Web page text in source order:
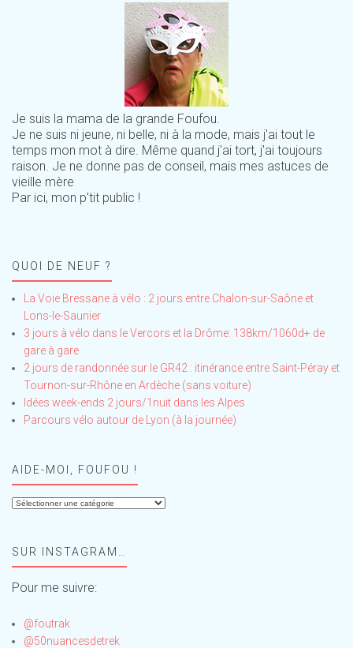
Je suis la mama de la grande Foufou.
Je ne suis ni jeune, ni belle, ni à la mode, mais j'ai tout le
temps mon mot à dire. Même quand j'ai tort, j'ai toujours
raison. Je ne donne pas de conseil, mais mes astuces de
vieille mère
Par ici, mon p'tit public !
QUOI DE NEUF ?
La Voie Bressane à vélo : 2 jours entre Chalon-sur-Saône et
Lons-le-Saunier
3 jours à vélo dans le Vercors et la Drôme: 138km/1060d+ de
gare à gare
2 jours de randonnée sur le GR42 : itinérance entre Saint-Péray et
Tournon-sur-Rhône en Ardèche (sans voiture)
Idées week-ends 2 jours/1nuit dans les Alpes
Parcours vélo autour de Lyon (à la journée)
AIDE-MOI, FOUFOU !
Aide-
!SUR INSTAGRAM…
Pour me suivre:
@foutrak
@50nuancesdetrek